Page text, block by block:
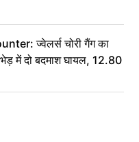
ज्वेलर्स चोरी गैंग का
में दो बदमाश घायल, 12.80